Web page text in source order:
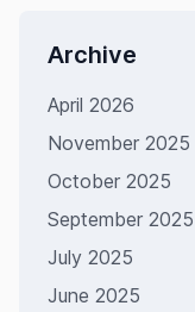
Archive
April 2026
November 2025
October 2025
September 2025
July 2025
June 2025